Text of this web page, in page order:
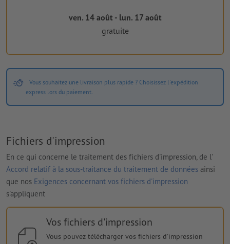
ven. 14 août - lun. 17 août
gratuite
Vous souhaitez une livraison plus rapide ? Choisissez l'expédition
express lors du paiement.
Fichiers d'impression
En ce qui concerne le traitement des fichiers d'impression, de l'
Accord relatif à la sous-traitance du traitement de données ainsi
que nos Exigences concernant vos fichiers d'impression
s'appliquent
Vos fichiers d'impression
Vous pouvez télécharger vos fichiers d'impression